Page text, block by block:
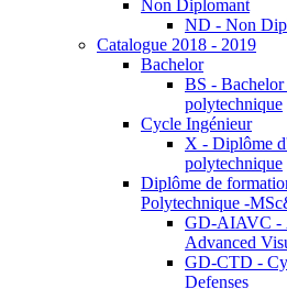
Non Diplomant
ND - Non
Catalogue 2018 - 2019
Bachelor
BS -
polytechnique
Cycle Ingénieur
X - Diplôme
polytechnique
Diplôme de
Polytechnique -
GD-AIAVC -
Advanced
GD-CTD -
Defenses